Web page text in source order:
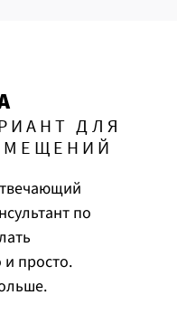
ДЛЯ
по
просто.